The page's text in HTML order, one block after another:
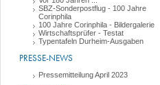
SBZ-Sonderpostflug - 100 Jahre
Corinphila
100 Jahre Corinphila - Bildergalerie
Wirtschaftsprüfer - Testat
Typentafeln Durheim-Ausgaben
PRESSE-NEWS
Pressemitteilung April 2023